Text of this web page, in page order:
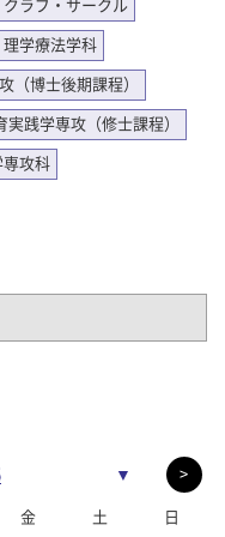
クラブ・サークル
理学療法学科
（博士後期課程）
実践学専攻（修士課程）
専攻科
▼ >
金 土 日